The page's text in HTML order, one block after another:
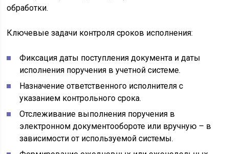
обработки.
Ключевые задачи контроля сроков исполнения:
Фиксация даты поступления документа и даты
исполнения поручения в учетной системе.
Назначение ответственного исполнителя с
указанием контрольного срока.
Отслеживание выполнения поручения в
электронном документообороте или вручную – в
зависимости от используемой системы.